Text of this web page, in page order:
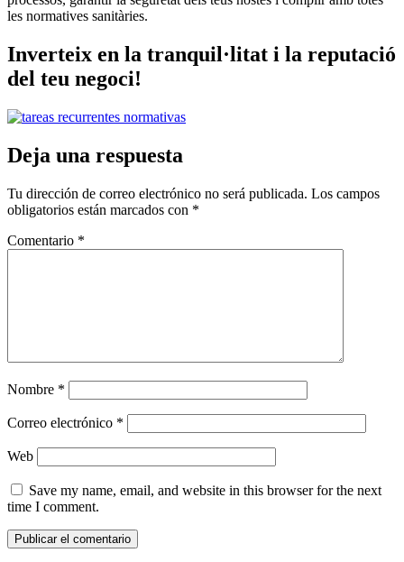
les normatives sanitàries.
Inverteix en la tranquil·litat i la reputació
del teu negoci!​
Deja una respuesta
Tu dirección de correo electrónico no será publicada. Los campos
obligatorios están marcados con *
Comentario *
Nombre *
Correo electrónico *
Web
Save my name, email, and website in this browser for the next
time I comment.